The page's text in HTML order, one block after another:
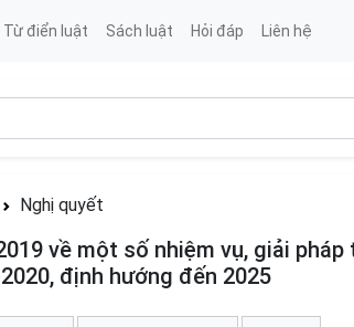
Từ điển luật Sách luật Hỏi đáp Liên hệ
Nghị quyết
về một số nhiệm vụ, giải
định hướng đến 2025